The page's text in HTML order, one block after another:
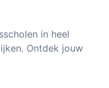
in heel
Ontdek jouw